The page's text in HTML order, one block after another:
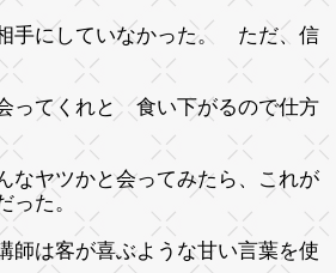
手にしていなかった。 ただ、信
ってくれと 食い下がるので仕方
ヤツかと会ってみたら、これが
った。
師は客が喜ぶような甘い言葉を使